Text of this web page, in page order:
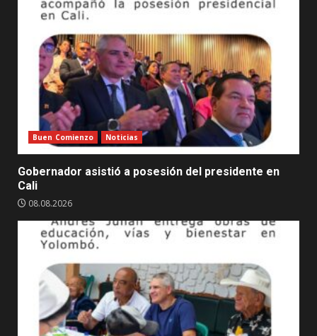
Buen Comienzo Noticias
Gobernador asistió a posesión del presidente en
Cali
08.08.2026